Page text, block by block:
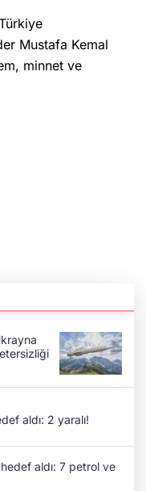
Mustafa Kemal
minnet ve
aldı: 2 yaralı!
aldı: 7 petrol ve